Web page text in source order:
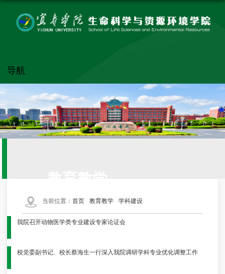
导航
当前位置：首页 教育教学 学科建设
我院召开动物医学类专业建设专家论证会
校党委副书记、校长蔡海生一行深入我院调研学科专业优化调整工作